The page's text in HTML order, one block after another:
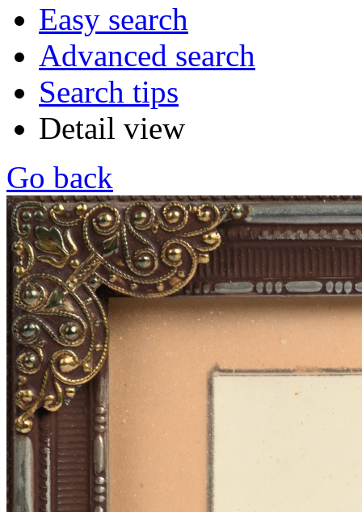
Easy search
Advanced search
Search tips
Detail view
Go back